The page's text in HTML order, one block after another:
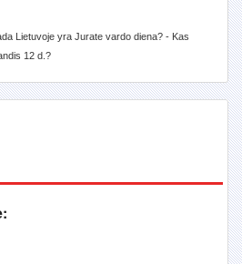
Lietuvoje yra Jurate vardo diena? - Kas
12 d.?